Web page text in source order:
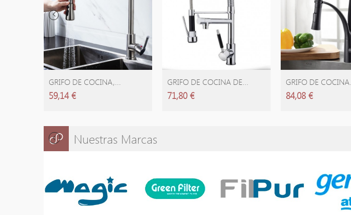
GRIFO DE COCINA,...
59,14 €
GRIFO DE COCINA DE...
71,80 €
GRIFO DE COCINA...
84,08 €
Nuestras Marcas